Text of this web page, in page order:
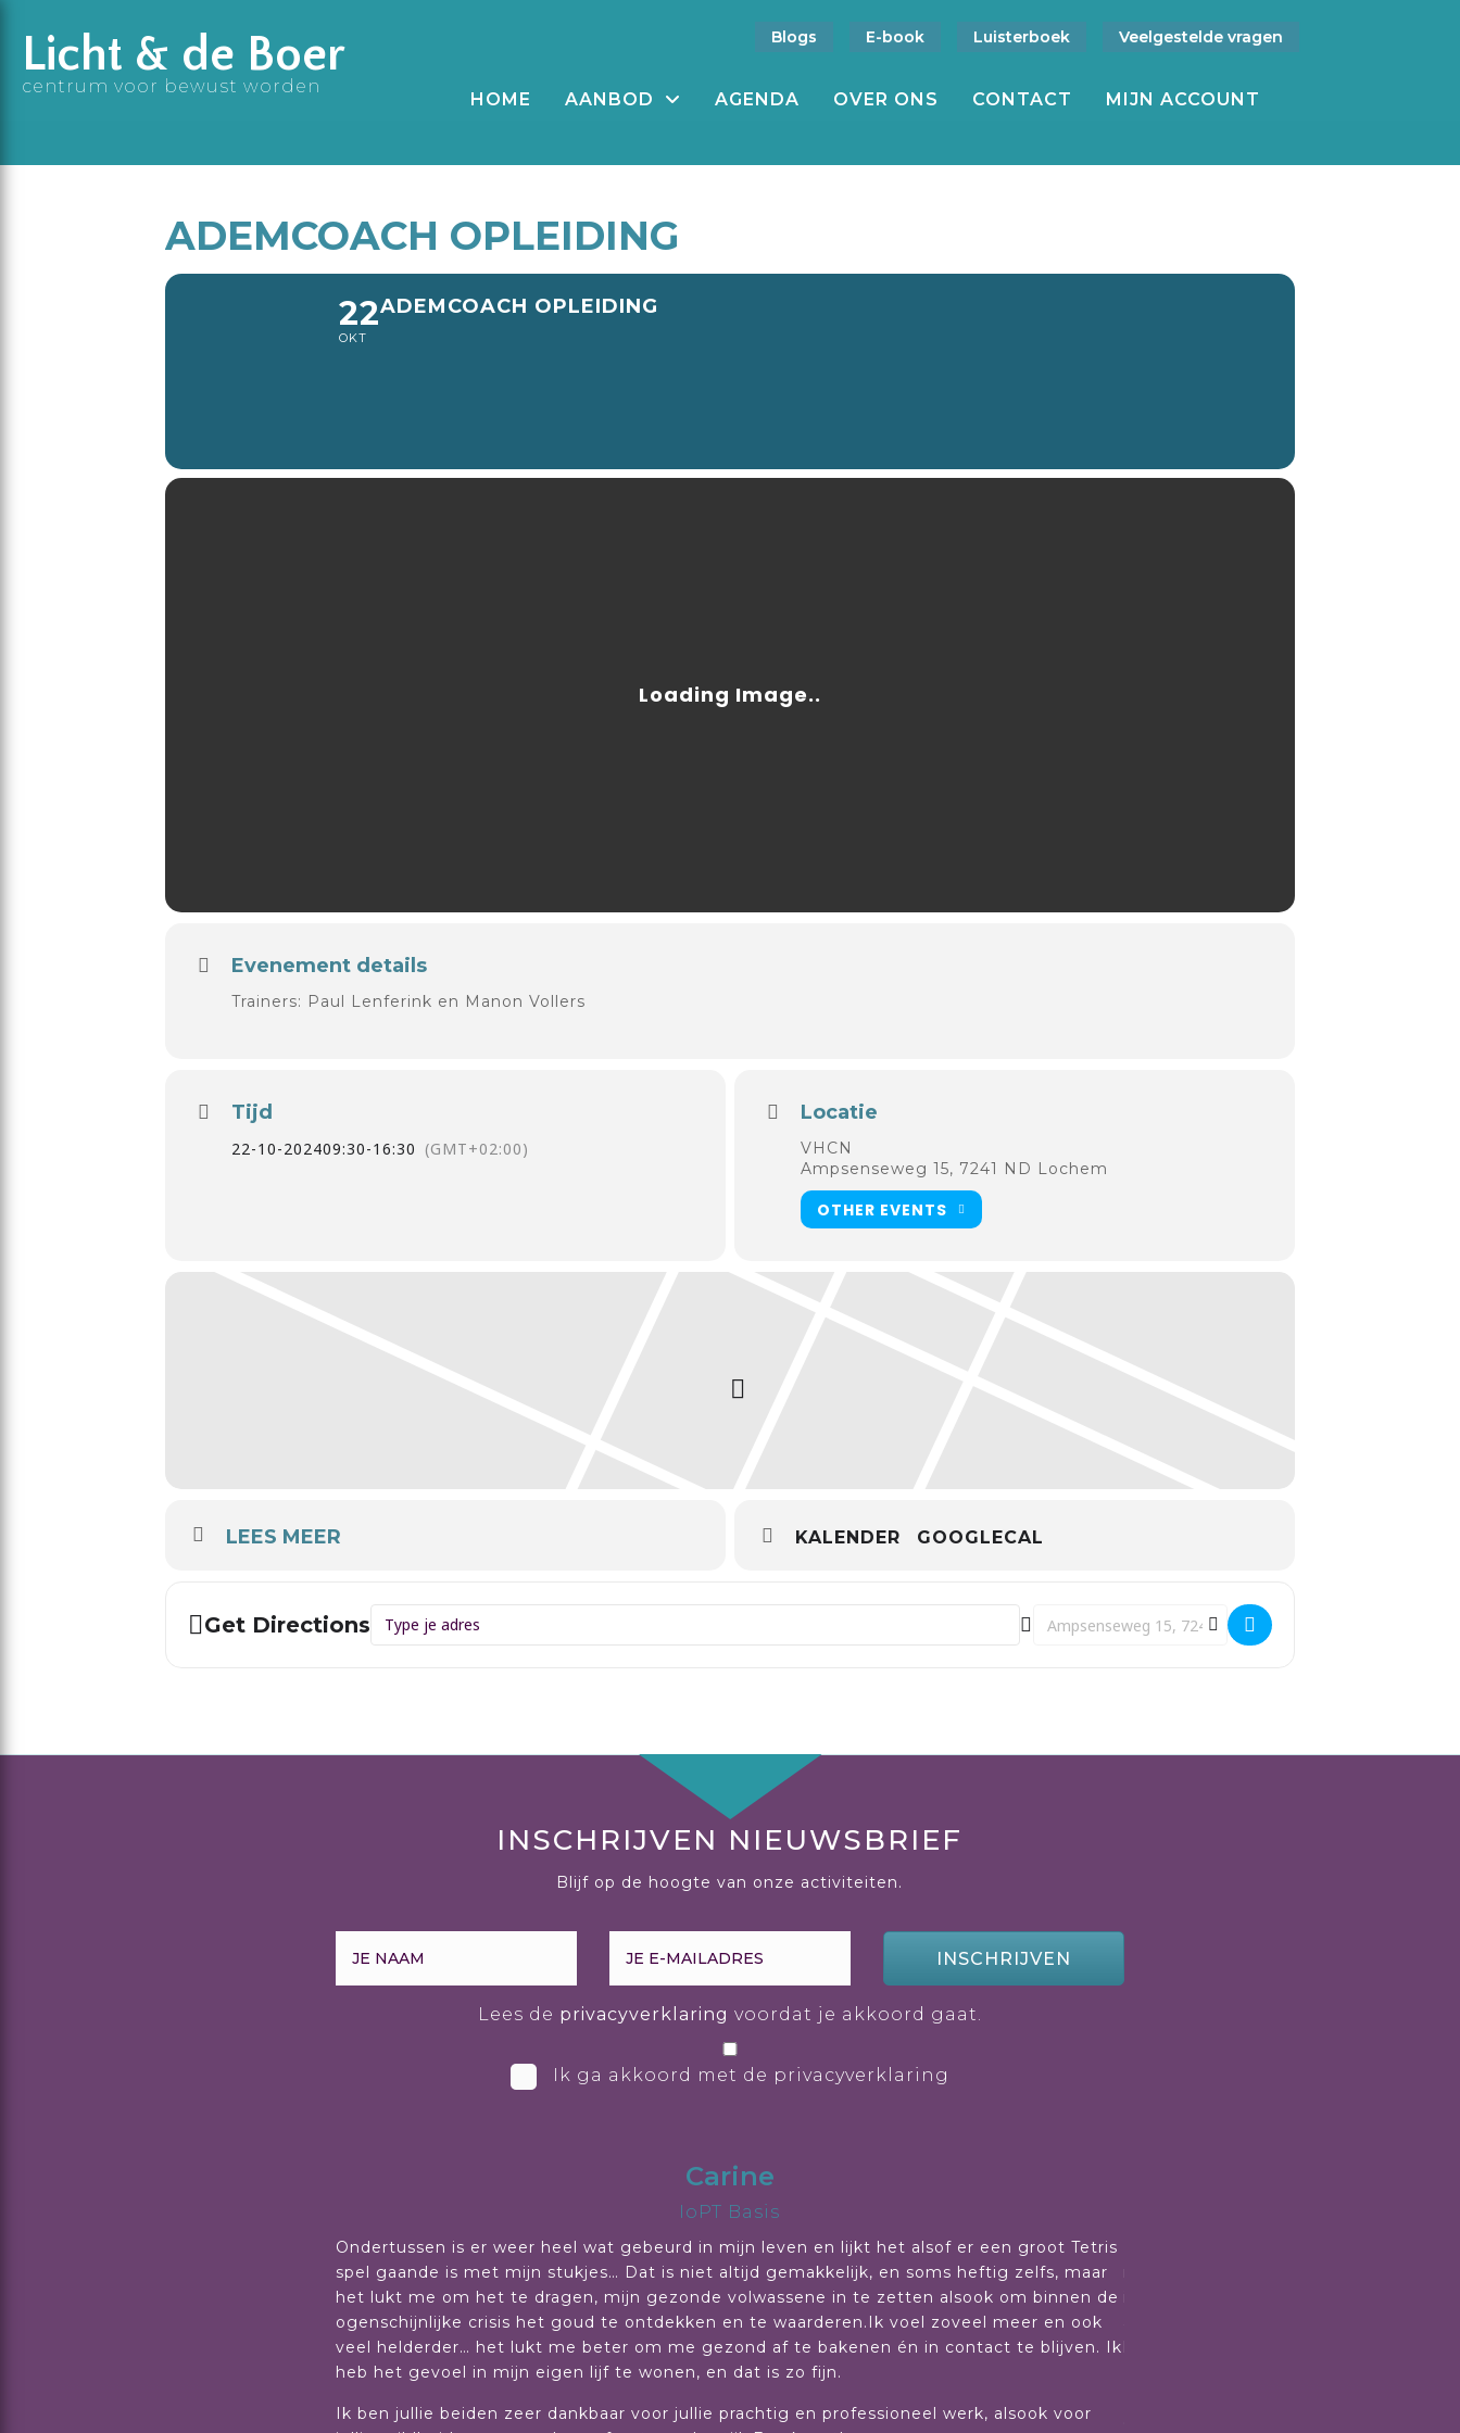
Licht & de Boer
centrum voor bewust worden
Blogs E-book Luisterboek Veelgestelde vragen
HOME AANBOD AGENDA OVER ONS CONTACT MIJN ACCOUNT
ADEMCOACH OPLEIDING
22
OKT
ADEMCOACH OPLEIDING
Evenement details
Trainers: Paul Lenferink en Manon Vollers
Tijd
22-10-202409:30-16:30 (GMT+02:00)
Locatie
VHCN
Ampsenseweg 15, 7241 ND Lochem
OTHER EVENTS
LEES MEER KALENDER GOOGLECAL
Get Directions Address - Ademcoach opleiding [] Destination Address - Ademcoach opleiding []
INSCHRIJVEN NIEUWSBRIEF
Blijf op de hoogte van onze activiteiten.
INSCHRIJVEN
Lees de privacyverklaring voordat je akkoord gaat.
Ik ga akkoord met de privacyverklaring
Carine
IoPT Basis
Ondertussen is er weer heel wat gebeurd in mijn leven en lijkt het alsof er een groot Tetris
spel gaande is met mijn stukjes… Dat is niet altijd gemakkelijk, en soms heftig zelfs, maar
het lukt me om het te dragen, mijn gezonde volwassene in te zetten alsook om binnen de
ogenschijnlijke crisis het goud te ontdekken en te waarderen.Ik voel zoveel meer en ook
veel helderder… het lukt me beter om me gezond af te bakenen én in contact te blijven. Ik
heb het gevoel in mijn eigen lijf te wonen, en dat is zo fijn.
Ik ben jullie beiden zeer dankbaar voor jullie prachtig en professioneel werk, alsook voor